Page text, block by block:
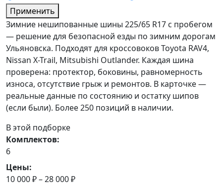
Применить
Зимние нешипованные шины 225/65 R17 с пробегом
— решение для безопасной езды по зимним дорогам
Ульяновска. Подходят для кроссовоков Toyota RAV4,
Nissan X-Trail, Mitsubishi Outlander. Каждая шина
проверена: протектор, боковины, равномерность
износа, отсутствие грыж и ремонтов. В карточке —
реальные данные по состоянию и остатку шипов
(если были). Более 250 позиций в наличии.
В этой подборке
Комплектов:
6
Цены:
10 000 ₽ – 28 000 ₽